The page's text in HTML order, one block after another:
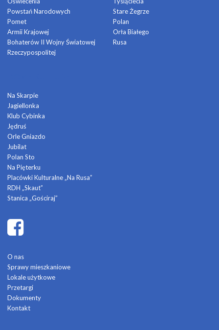
Powstań Narodowych
Pomet
Armii Krajowej
Bohaterów II Wojny Światowej
Rzeczypospolitej
Stare Żegrze
Polan
Orła Białego
Rusa
Na Skarpie
Jagiellonka
Klub Cybinka
Jędruś
Orle Gniazdo
Jubilat
Polan Sto
Na Pięterku
Placówki Kulturalne „Na Rusa”
RDH „Skaut”
Stanica „Gościraj”
O nas
Sprawy mieszkaniowe
Lokale użytkowe
Przetargi
Dokumenty
Kontakt